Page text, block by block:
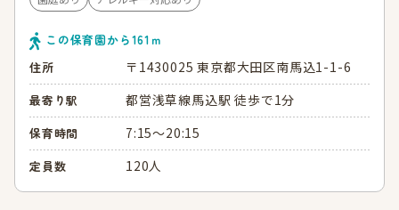
この保育園から161 ｍ
住所
〒1430025 東京都大田区南馬込1-1-6
最寄り駅 都営浅草線馬込駅 徒歩で1分
保育時間 7:15～20:15
定員数 120人